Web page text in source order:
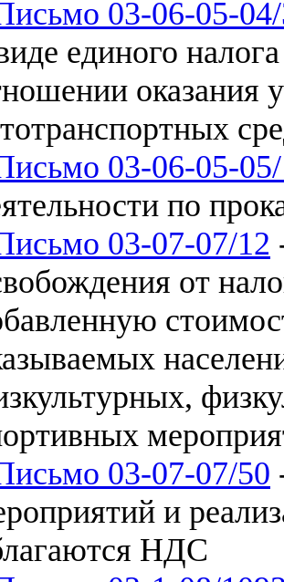
03-06-05-
единого
оказания
03-06-05-
по
03-07-07/12
от
03-07-07/50
и
НДС